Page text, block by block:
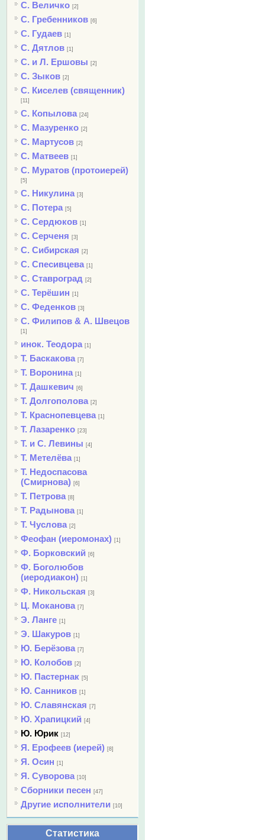
С. Величко [2]
С. Гребенников [6]
С. Гудаев [1]
С. Дятлов [1]
С. и Л. Ершовы [2]
С. Зыков [2]
С. Киселев (священник)
[11]
С. Копылова [24]
С. Мазуренко [2]
С. Мартусов [2]
С. Матвеев [1]
С. Муратов (протоиерей)
[5]
С. Никулина [3]
С. Потера [5]
С. Сердюков [1]
С. Серченя [3]
С. Сибирская [2]
С. Спесивцева [1]
С. Ставроград [2]
С. Терёшин [1]
С. Феденков [3]
С. Филипов & А. Швецов
[1]
инок. Теодора [1]
Т. Баскакова [7]
Т. Воронина [1]
Т. Дашкевич [6]
Т. Долгополова [2]
Т. Краснопевцева [1]
Т. Лазаренко [23]
Т. и С. Левины [4]
Т. Метелёва [1]
Т. Недоспасова
(Смирнова) [6]
Т. Петрова [8]
Т. Радынова [1]
Т. Чуслова [2]
Феофан (иеромонах) [1]
Ф. Борковский [6]
Ф. Боголюбов
(иеродиакон) [1]
Ф. Никольская [3]
Ц. Моканова [7]
Э. Ланге [1]
Э. Шакуров [1]
Ю. Берёзова [7]
Ю. Колобов [2]
Ю. Пастернак [5]
Ю. Санников [1]
Ю. Славянская [7]
Ю. Храпицкий [4]
Ю. Юрик [12]
Я. Ерофеев (иерей) [8]
Я. Осин [1]
Я. Суворова [10]
Сборники песен [47]
Другие исполнители [10]
Статистика